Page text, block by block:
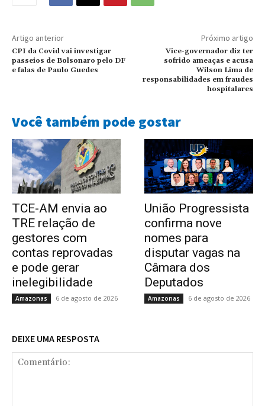
Artigo anterior
CPI da Covid vai investigar
passeios de Bolsonaro pelo DF
e falas de Paulo Guedes
Próximo artigo
Vice-governador diz ter
sofrido ameaças e acusa
Wilson Lima de
responsabilidades em fraudes
hospitalares
Você também pode gostar
TCE-AM envia ao
TRE relação de
gestores com
contas reprovadas
e pode gerar
inelegibilidade
Amazonas 6 de agosto de 2026
União Progressista
confirma nove
nomes para
disputar vagas na
Câmara dos
Deputados
Amazonas 6 de agosto de 2026
DEIXE UMA RESPOSTA